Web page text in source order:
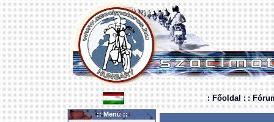
: Főoldal : :
:: Menü ::